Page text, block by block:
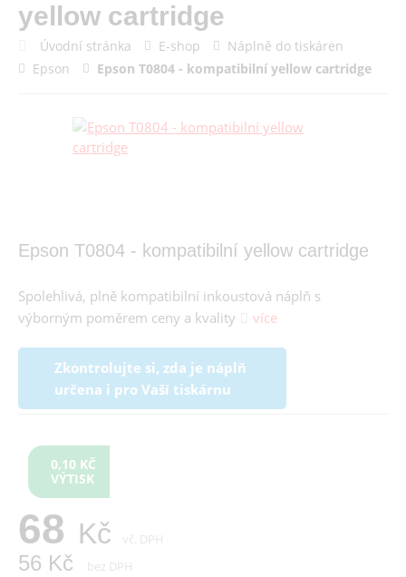
yellow cartridge
Úvodní stránka E-shop
Náplně do tiskáren
Epson
Epson T0804 - kompatibilní yellow cartridge
Epson T0804 - kompatibilní yellow cartridge
Spolehlivá, plně kompatibilní inkoustová náplň s
výborným poměrem ceny a kvality
více
Zkontrolujte si, zda je náplň
určena i pro Vaší tiskárnu
0,10 KČ
VÝTISK
68 Kč vč. DPH
56 Kč bez DPH